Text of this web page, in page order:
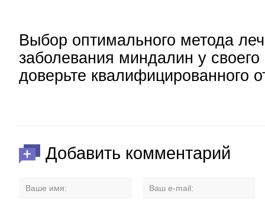
Выбор оптимального метода
заболевания миндалин у своего
доверьте квалифицированного
Добавить комментарий